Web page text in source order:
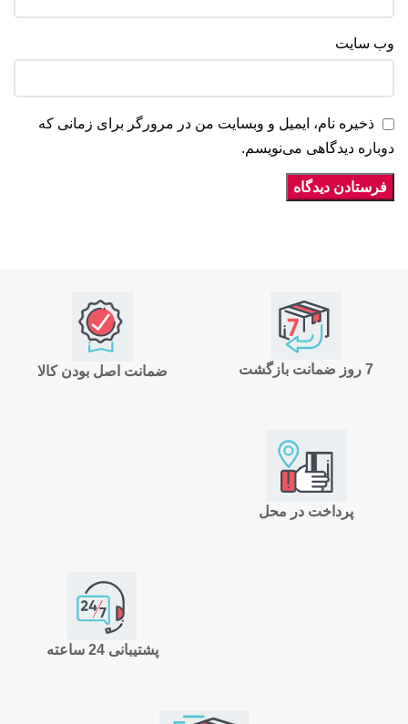
وب‌ سایت
ذخیره نام، ایمیل و وبسایت من در مرورگر برای زمانی که
دوباره دیدگاهی می‌نویسم.
ضمانت اصل بودن کالا 7 روز ضمانت بازگشت
پرداخت در محل
پشتیبانی 24 ساعته